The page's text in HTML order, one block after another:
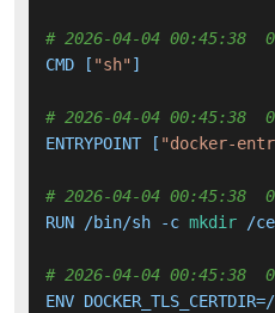
# 2026-04-04 00:45:38
CMD [ "sh" ]
# 2026-04-04 00:45:38
ENTRYPOINT [ "docker-
# 2026-04-04 00:45:38
RUN /bin/sh -c mkdir /
# 2026-04-04 00:45:38
ENV